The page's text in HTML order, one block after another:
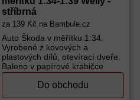
stříbrná
za 139 Kč na Bambule.cz
Auto Škoda v měřítku 1:34.
Vyrobené z kovových a
plastových dílů, otevírací dveře.
Baleno v papírové krabičce
s fóliovým průhledem, obal
Škoda models. Přišroubováno
na papírovém podstavci
Do obchodu